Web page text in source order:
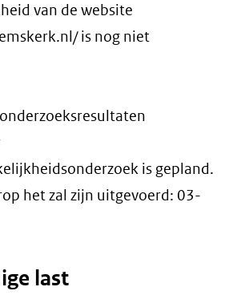
van de website
is nog niet
is gepland.
het zal zijn uitgevoerd: 03-
last